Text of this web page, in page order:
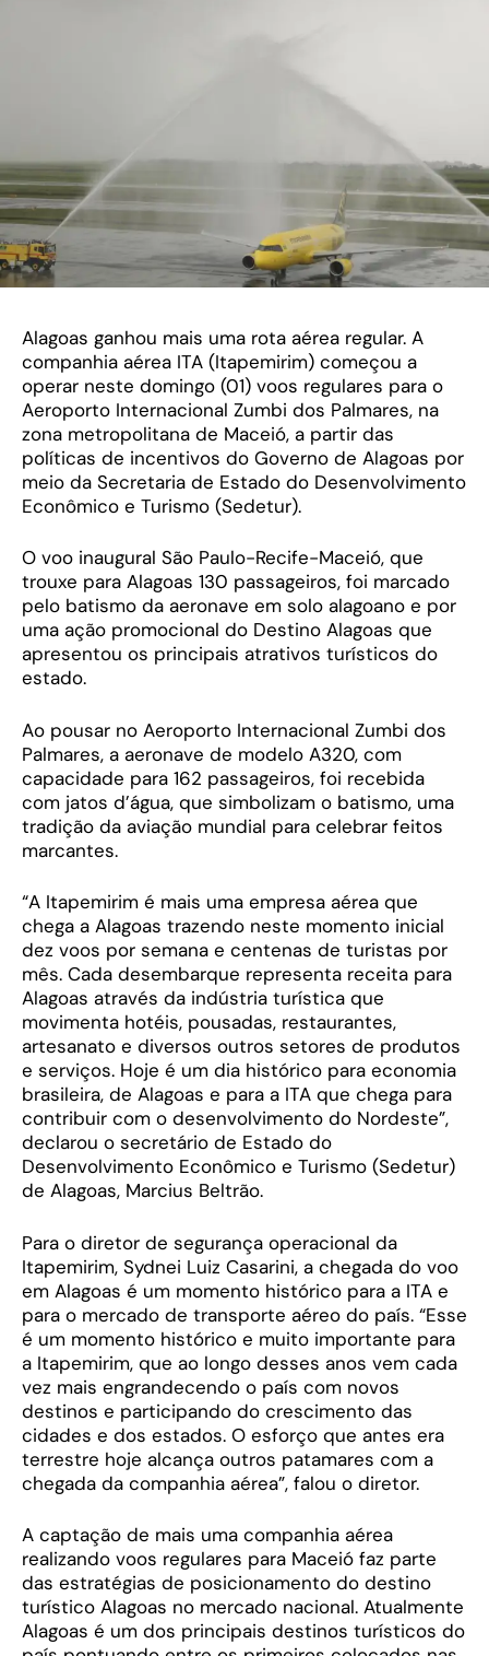
Alagoas ganhou mais uma rota aérea regular. A
companhia aérea ITA (Itapemirim) começou a
operar neste domingo (01) voos regulares para o
Aeroporto Internacional Zumbi dos Palmares, na
zona metropolitana de Maceió, a partir das
políticas de incentivos do Governo de Alagoas por
meio da Secretaria de Estado do Desenvolvimento
Econômico e Turismo (Sedetur).
O voo inaugural São Paulo-Recife-Maceió, que
trouxe para Alagoas 130 passageiros, foi marcado
pelo batismo da aeronave em solo alagoano e por
uma ação promocional do Destino Alagoas que
apresentou os principais atrativos turísticos do
estado.
Ao pousar no Aeroporto Internacional Zumbi dos
Palmares, a aeronave de modelo A320, com
capacidade para 162 passageiros, foi recebida
com jatos d’água, que simbolizam o batismo, uma
tradição da aviação mundial para celebrar feitos
marcantes.
“A Itapemirim é mais uma empresa aérea que
chega a Alagoas trazendo neste momento inicial
dez voos por semana e centenas de turistas por
mês. Cada desembarque representa receita para
Alagoas através da indústria turística que
movimenta hotéis, pousadas, restaurantes,
artesanato e diversos outros setores de produtos
e serviços. Hoje é um dia histórico para economia
brasileira, de Alagoas e para a ITA que chega para
contribuir com o desenvolvimento do Nordeste”,
declarou o secretário de Estado do
Desenvolvimento Econômico e Turismo (Sedetur)
de Alagoas, Marcius Beltrão.
Para o diretor de segurança operacional da
Itapemirim, Sydnei Luiz Casarini, a chegada do voo
em Alagoas é um momento histórico para a ITA e
para o mercado de transporte aéreo do país. “Esse
é um momento histórico e muito importante para
a Itapemirim, que ao longo desses anos vem cada
vez mais engrandecendo o país com novos
destinos e participando do crescimento das
cidades e dos estados. O esforço que antes era
terrestre hoje alcança outros patamares com a
chegada da companhia aérea”, falou o diretor.
A captação de mais uma companhia aérea
realizando voos regulares para Maceió faz parte
das estratégias de posicionamento do destino
turístico Alagoas no mercado nacional. Atualmente
Alagoas é um dos principais destinos turísticos do